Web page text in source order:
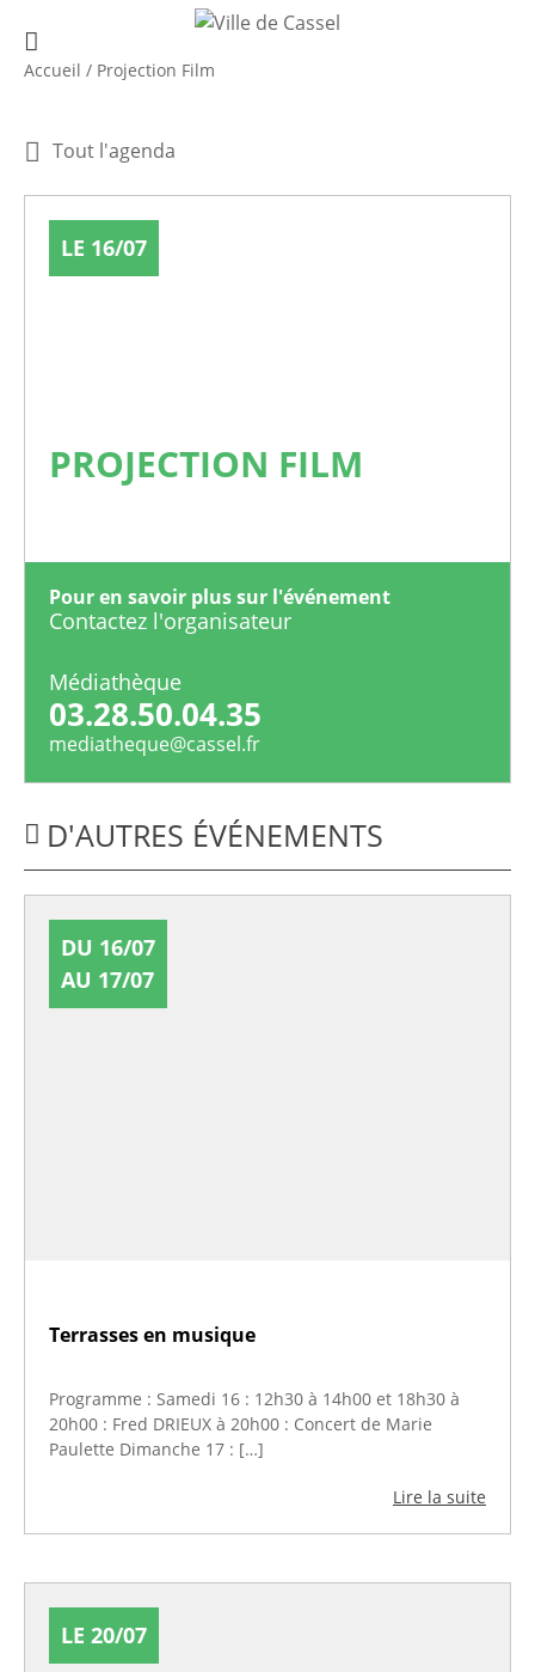
Accueil / Projection Film
Tout l'agenda
LE 16/07
PROJECTION FILM
Pour en savoir plus sur l'événement
Contactez l'organisateur
Médiathèque
03.28.50.04.35
mediatheque@cassel.fr
D'AUTRES ÉVÉNEMENTS
DU 16/07
AU 17/07
Terrasses en musique
Programme : Samedi 16 : 12h30 à 14h00 et 18h30 à
20h00 : Fred DRIEUX à 20h00 : Concert de Marie
Paulette Dimanche 17 : […]
Lire la suite
LE 20/07